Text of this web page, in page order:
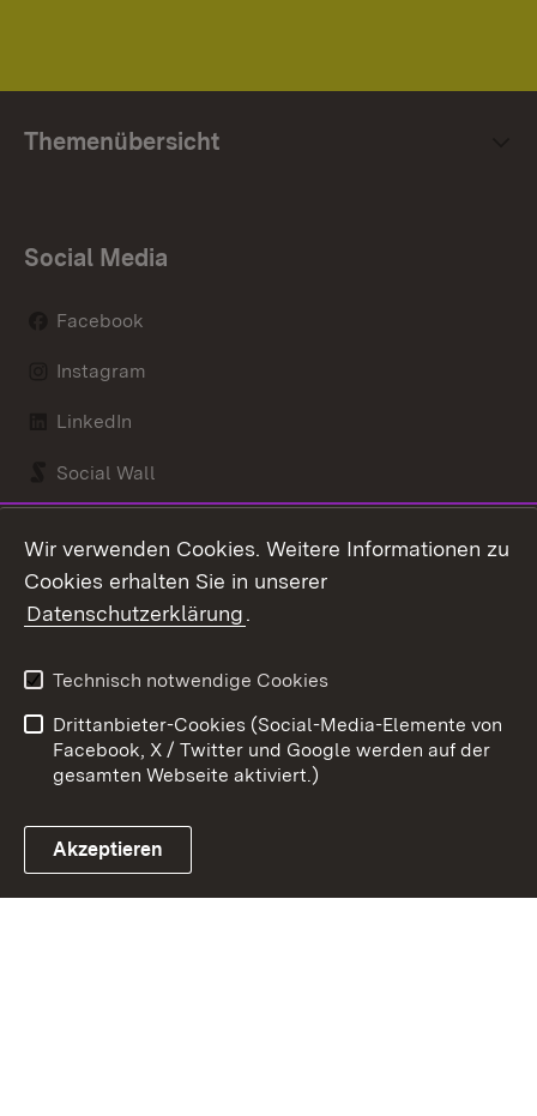
Themenübersicht
Social Media
Facebook
Instagram
LinkedIn
Social Wall
Link zum Landesportal
Kontakt
Barrierefreiheit
Impressum
Cookies
Wir verwenden Cookies. Weitere Informationen zu
Cookies erhalten Sie in unserer
Datenschutzerklärung.
Technisch notwendige Cookies
Drittanbieter-Cookies (Social-Media-Elemente von
Facebook, X / Twitter und Google werden auf der
gesamten Webseite aktiviert.)
Akzeptieren